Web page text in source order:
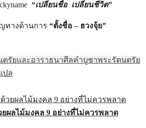
“เปลี่ยนชื่อ เปลี่ยนชีวิต”
ทางด้านการ “ตั้งชื่อ – ฮวงจุ้ย”
รัยและอาราธนาศีลคําบูชาพระรัตนตรัย
ปล
ยผลไม้มงคล 9 อย่างที่ไม่ควรพลาด